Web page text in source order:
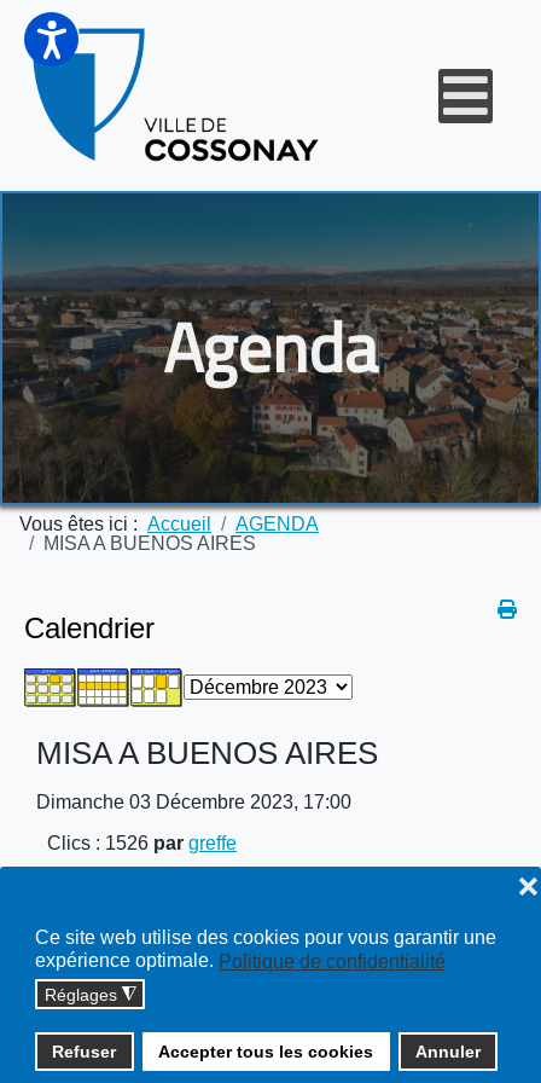
Ce site web utilise des cookies pour vous garantir une
expérience optimale. Politique de confidentialité
Réglages ◮
Refuser Accepter tous les cookies Annuler
❌
Agenda
Vous êtes ici : Accueil
AGENDA
MISA A BUENOS AIRES
Calendrier
MISA A BUENOS AIRES
Dimanche 03 Décembre 2023, 17:00
Clics : 1526 pargreffe
Copyright © 2026 cossonay.ch - tous droits réservés | site :
solutions informatiques